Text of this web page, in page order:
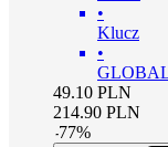
•
Klucz
•
49.10 PLN
214.90 PLN
-77%